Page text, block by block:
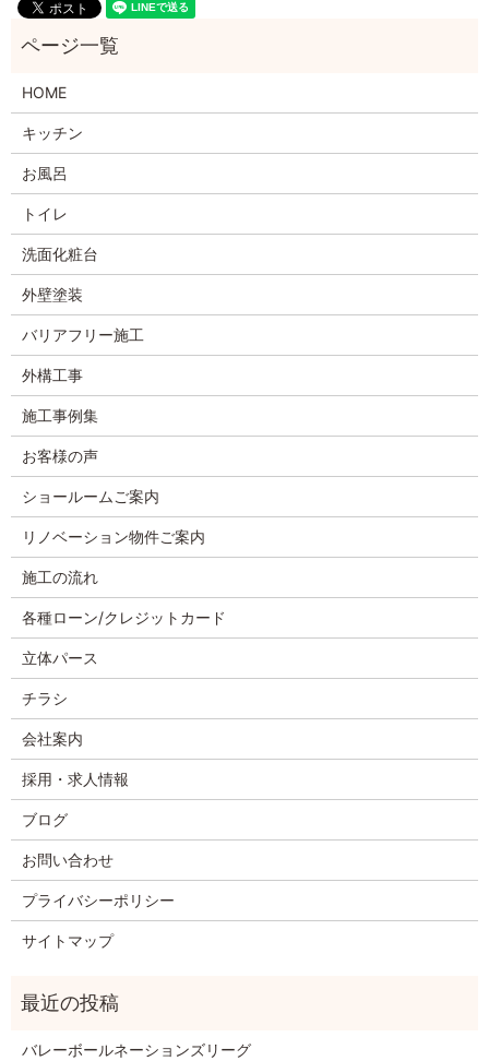
HOME
キッチン
お風呂
トイレ
洗面化粧台
外壁塗装
バリアフリー施工
外構工事
施工事例集
お客様の声
ショールームご案内
リノベーション物件ご案内
施工の流れ
各種ローン/クレジットカード
立体パース
チラシ
会社案内
採用・求人情報
ブログ
お問い合わせ
プライバシーポリシー
サイトマップ
バレーボールネーションズリーグ